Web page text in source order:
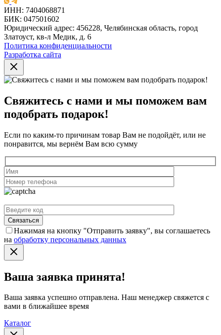
ИНН: 7404068871
БИК: 047501602
Юридический адрес: 456228, Челябинская область, город
Златоуст, кв-л Медик, д. 6
Политика конфиденциальности
Разработка сайта
Свяжитесь с нами и мы поможем вам
подобрать подарок!
Если по каким-то причинам товар Вам не подойдёт, или не
понравится, мы вернём Вам всю сумму
Нажимая на кнопку "Отправить заявку", вы соглашаетесь
на обработку персональных данных
Ваша заявка принята!
Ваша заявка успешно отправлена. Наш менеджер свяжется с
вами в ближайшее время
Каталог